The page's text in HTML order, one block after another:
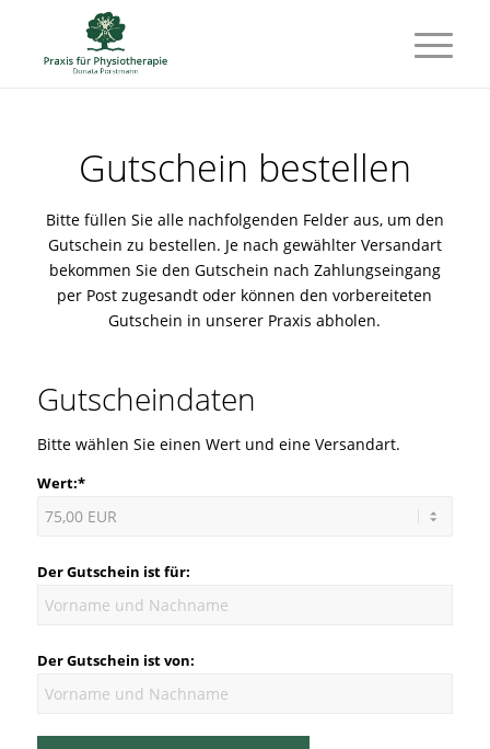
Gutschein bestellen
Bitte füllen Sie alle nachfolgenden Felder aus, um den
Gutschein zu bestellen. Je nach gewählter Versandart
bekommen Sie den Gutschein nach Zahlungseingang
per Post zugesandt oder können den vorbereiteten
Gutschein in unserer Praxis abholen.
Gutscheindaten
Bitte wählen Sie einen Wert und eine Versandart.
Wert:*
Der Gutschein ist für:
Der Gutschein ist von: